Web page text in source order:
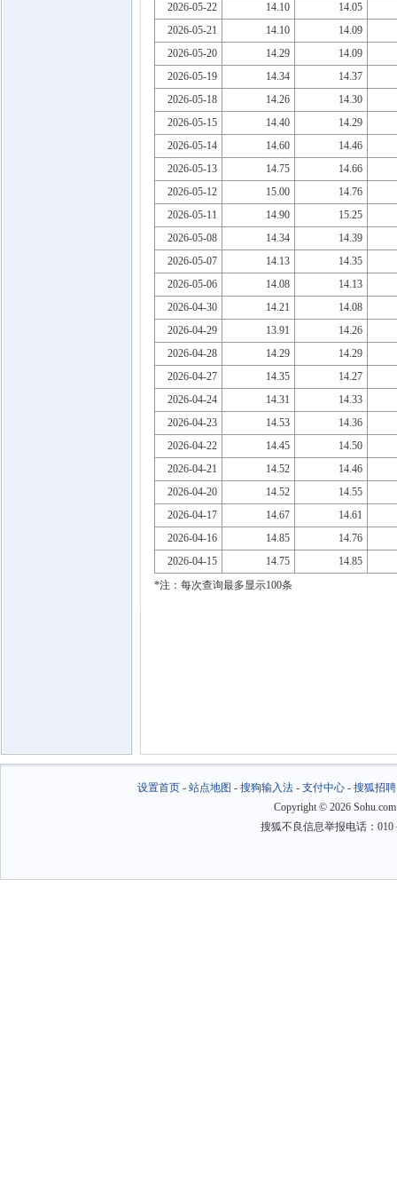
2026-05-22
14.10
14.05
2026-05-21
14.10
14.09
2026-05-20
14.29
14.09
2026-05-19
14.34
14.37
2026-05-18
14.26
14.30
2026-05-15
14.40
14.29
2026-05-14
14.60
14.46
2026-05-13
14.75
14.66
2026-05-12
15.00
14.76
2026-05-11
14.90
15.25
2026-05-08
14.34
14.39
2026-05-07
14.13
14.35
2026-05-06
14.08
14.13
2026-04-30
14.21
14.08
2026-04-29
13.91
14.26
2026-04-28
14.29
14.29
2026-04-27
14.35
14.27
2026-04-24
14.31
14.33
2026-04-23
14.53
14.36
2026-04-22
14.45
14.50
2026-04-21
14.52
14.46
2026-04-20
14.52
14.55
2026-04-17
14.67
14.61
2026-04-16
14.85
14.76
2026-04-15
14.75
14.85
*注：每次查询最多显示100条
设置首页- 站点地图 - 搜狗输入法- 支付中心- 搜狐招聘
Copyright © 2026
搜狐不良信息举报电话：010